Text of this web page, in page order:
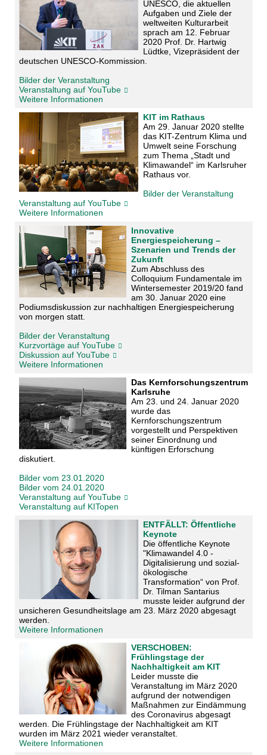
UNESCO, die aktuellen
Aufgaben und Ziele der
weltweiten Kulturarbeit
sprach am 12. Februar
2020 Prof. Dr. Hartwig
Lüdtke, Vizepräsident der
deutschen UNESCO-Kommission.
Bilder der Veranstaltung
Veranstaltung auf YouTube
Weitere Informationen
KIT im Rathaus
Am 29. Januar 2020 stellte
das KIT-Zentrum Klima und
Umwelt seine Forschung
zum Thema „Stadt und
Klimawandel“ im Karlsruher
Rathaus vor.
Bilder der Veranstaltung
Veranstaltung auf YouTube
Weitere Informationen
Innovative
Energiespeicherung –
Szenarien und Trends der
Zukunft
Zum Abschluss des
Colloquium Fundamentale im
Wintersemester 2019/20 fand
am 30. Januar 2020 eine
Podiumsdiskussion zur nachhaltigen Energiespeicherung
von morgen statt.
Bilder der Veranstaltung
Kurzvortäge auf YouTube
Diskussion auf YouTube
Weitere Informationen
Das Kernforschungszentrum
Karlsruhe
Am 23. und 24. Januar 2020
wurde das
Kernforschungszentrum
vorgestellt und Perspektiven
seiner Einordnung und
künftigen Erforschung
diskutiert.
Bilder vom 23.01.2020
Bilder vom 24.01.2020
Veranstaltung auf YouTube
Veranstaltung auf KITopen
ENTFÄLLT: Öffentliche
Keynote
Die öffentliche Keynote
"Klimawandel 4.0 -
Digitalisierung und sozial-
ökologische
Transformation“ von Prof.
Dr. Tilman Santarius
musste leider aufgrund der
unsicheren Gesundheitslage am 23. März 2020 abgesagt
werden.
Weitere Informationen
VERSCHOBEN:
Frühlingstage der
Nachhaltigkeit am KIT
Leider musste die
Veranstaltung im März 2020
aufgrund der notwendigen
Maßnahmen zur Eindämmung
des Coronavirus abgesagt
werden. Die Frühlingstage der Nachhaltigkeit am KIT
wurden im März 2021 wieder veranstaltet.
Weitere Informationen